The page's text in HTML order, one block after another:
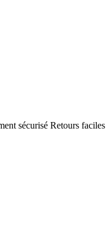
sécurisé Retours faciles